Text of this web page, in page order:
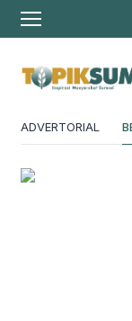
ADVERTORIAL